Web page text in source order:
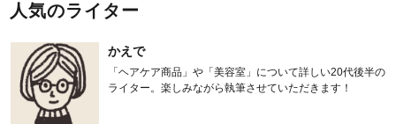
人気のライター
かえで
「ヘアケア商品」や「美容室」について詳しい20代後半の
ライター。楽しみながら執筆させていただきます！